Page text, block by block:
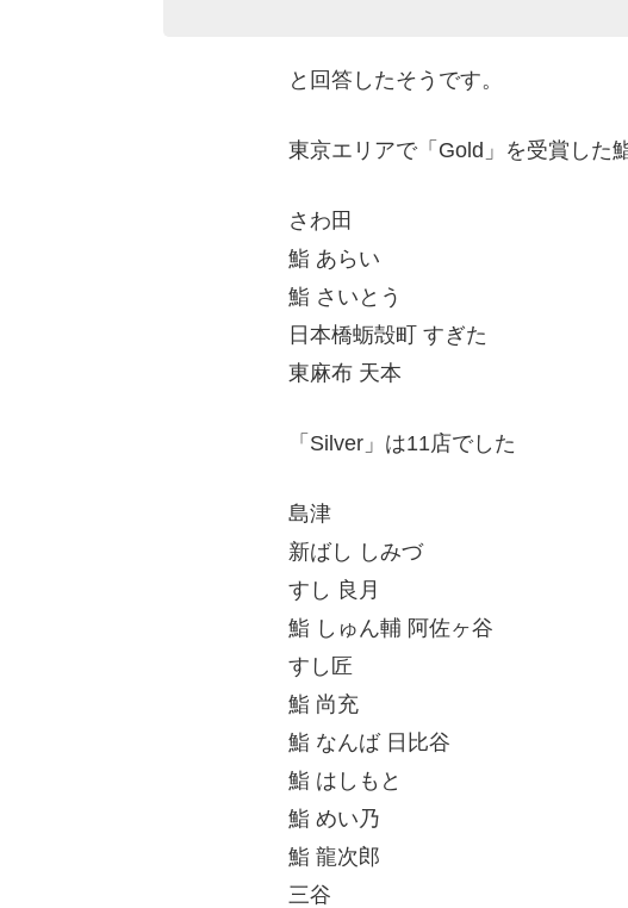
と回答したそうです。
東京エリアで「Gold」を受賞した
さわ田
鮨 あらい
鮨 さいとう
日本橋蛎殻町 すぎた
東麻布 天本
「Silver」は11店でした
島津
新ばし しみづ
すし 良月
鮨 しゅん輔 阿佐ヶ谷
すし匠
鮨 尚充
鮨 なんば 日比谷
鮨 はしもと
鮨 めい乃
鮨 龍次郎
三谷